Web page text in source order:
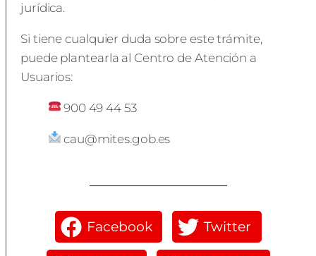
jurídica.
Si tiene cualquier duda sobre este trámite,
puede plantearla al Centro de Atención a
Usuarios:
900 49 44 53
cau@mites.gob.es
Facebook Twitter